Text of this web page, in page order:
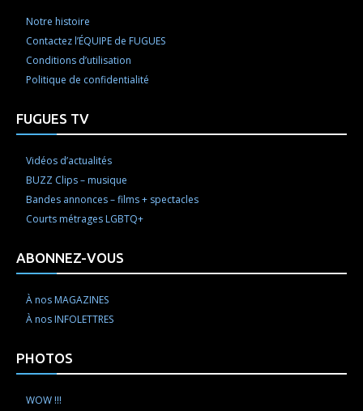
Notre histoire
Contactez l’ÉQUIPE de FUGUES
Conditions d’utilisation
Politique de confidentialité
FUGUES TV
Vidéos d’actualités
BUZZ Clips – musique
Bandes annonces – films + spectacles
Courts métrages LGBTQ+
ABONNEZ-VOUS
À nos MAGAZINES
À nos INFOLETTRES
PHOTOS
WOW !!!